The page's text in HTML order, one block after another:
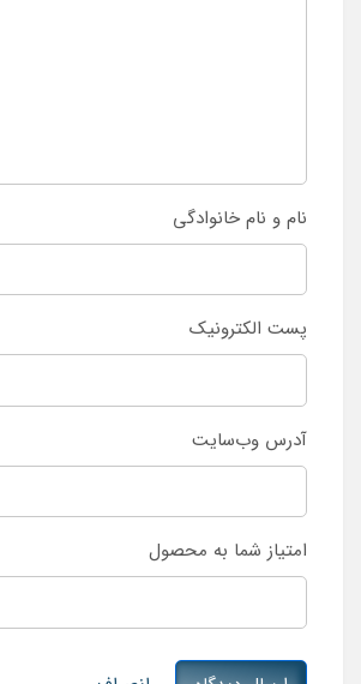
نام و نام خانوادگی
پست الکترونیک
آدرس وب‌سایت
امتیاز شما به محصول